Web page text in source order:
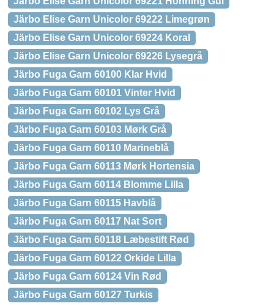
Järbo Elise Garn Unicolor 69222 Limegrøn
Järbo Elise Garn Unicolor 69224 Koral
Järbo Elise Garn Unicolor 69226 Lysegrå
Järbo Fuga Garn 60100 Klar Hvid
Järbo Fuga Garn 60101 Vinter Hvid
Järbo Fuga Garn 60102 Lys Grå
Järbo Fuga Garn 60103 Mørk Grå
Järbo Fuga Garn 60110 Marineblå
Järbo Fuga Garn 60113 Mørk Hortensia
Järbo Fuga Garn 60114 Blomme Lilla
Järbo Fuga Garn 60115 Havblå
Järbo Fuga Garn 60117 Nat Sort
Järbo Fuga Garn 60118 Læbestift Rød
Järbo Fuga Garn 60122 Orkide Lilla
Järbo Fuga Garn 60124 Vin Rød
Järbo Fuga Garn 60127 Turkis